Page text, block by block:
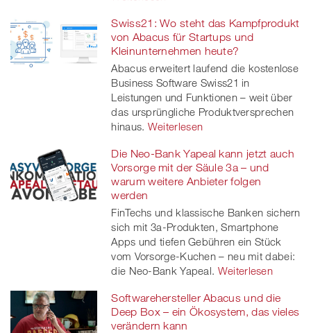
Swiss21: Wo steht das Kampfprodukt
von Abacus für Startups und
Kleinunternehmen heute?
Abacus erweitert laufend die kostenlose
Business Software Swiss21 in
Leistungen und Funktionen – weit über
das ursprüngliche Produktversprechen
hinaus. Weiterlesen
Die Neo-Bank Yapeal kann jetzt auch
Vorsorge mit der Säule 3a – und
warum weitere Anbieter folgen
werden
FinTechs und klassische Banken sichern
sich mit 3a-Produkten, Smartphone
Apps und tiefen Gebühren ein Stück
vom Vorsorge-Kuchen – neu mit dabei:
die Neo-Bank Yapeal. Weiterlesen
Softwarehersteller Abacus und die
Deep Box – ein Ökosystem, das vieles
verändern kann